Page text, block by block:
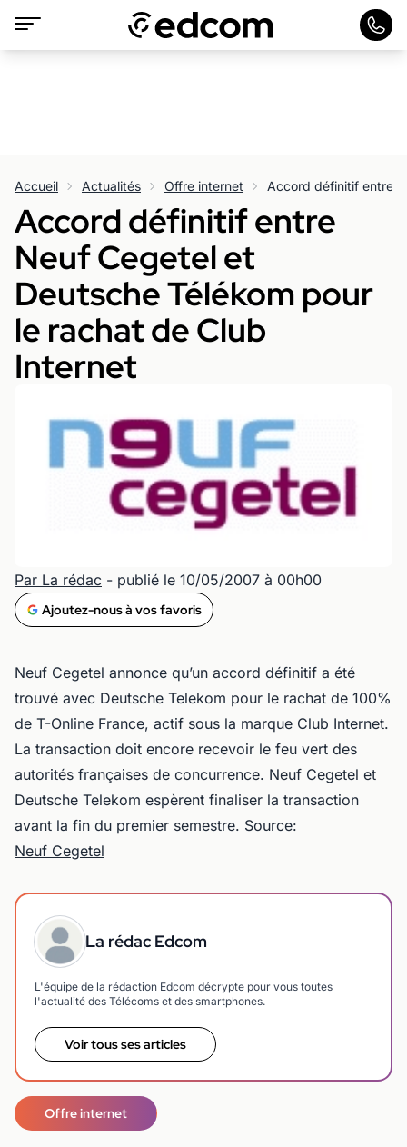
Accueil Actualités Offre internet
Accord définitif entre
Neuf Cegetel et
Deutsche Télékom pour
le rachat de Club
Internet
Par La rédac - publié le 10/05/2007 à 00h00
Ajoutez-nous à vos favoris
Neuf Cegetel annonce qu’un accord définitif a été
trouvé avec Deutsche Telekom pour le rachat de 100%
de T-Online France, actif sous la marque Club Internet.
La transaction doit encore recevoir le feu vert des
autorités françaises de concurrence. Neuf Cegetel et
Deutsche Telekom espèrent finaliser la transaction
avant la fin du premier semestre. Source:
Neuf Cegetel
La rédac Edcom
L'équipe de la rédaction Edcom décrypte pour vous toutes
l'actualité des Télécoms et des smartphones.
Voir tous ses articles
Offre internet